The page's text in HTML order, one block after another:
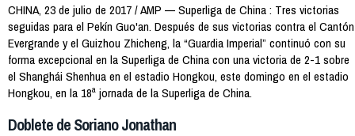
CHINA, 23 de julio de 2017 / AMP — Superliga de China : Tres victorias
seguidas para el Pekín Guo'an. Después de sus victorias contra el Cantón
Evergrande y el Guizhou Zhicheng, la “Guardia Imperial” continuó con su
forma excepcional en la Superliga de China con una victoria de 2-1 sobre
el Shanghái Shenhua en el estadio Hongkou, este domingo en el estadio
Hongkou, en la 18ª jornada de la Superliga de China.
Doblete de Soriano Jonathan